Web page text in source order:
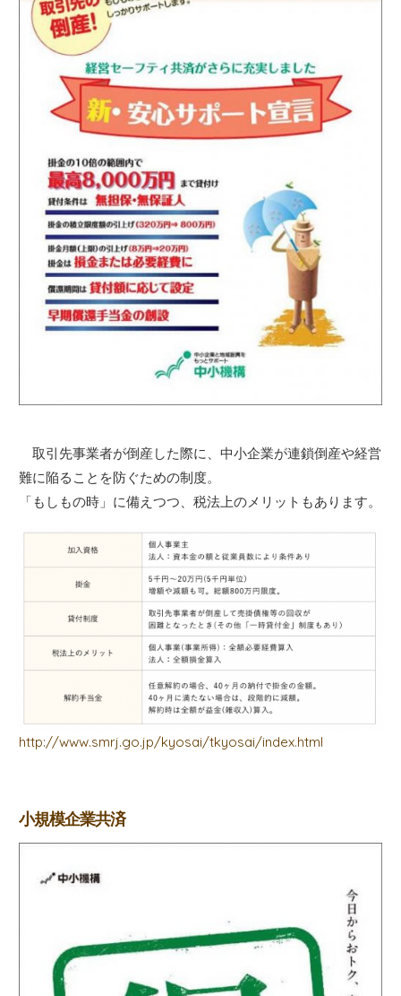
取引先事業者が倒産した際に、中小企業が連鎖倒産や経営
難に陥ることを防ぐための制度。
「もしもの時」に備えつつ、税法上のメリットもあります。
http://www.smrj.go.jp/kyosai/tkyosai/index.html
小規模企業共済